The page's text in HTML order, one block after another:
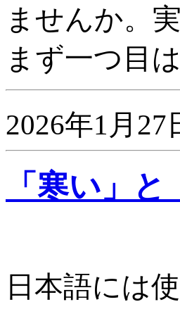
ませんか。
まず一つ目
2026年1月27
「寒い」
日本語には